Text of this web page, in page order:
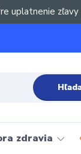
uplatnenie
zdravia